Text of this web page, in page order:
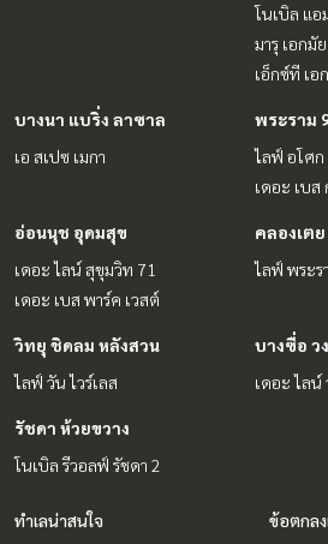
โนเบิล แอ
มารุ เอกมั
เอ็กซ์ที เอ
บางนา แบริ่ง ลาซาล
เอ สเปซ เมกา
พระราม
ไลฟ์ อโศก
เดอะ เบส
อ่อนนุช อุดมสุข
เดอะ ไลน์ สุขุมวิท 71
เดอะ เบส พาร์ค เวสต์
คลองเต
ไลฟ์ พระร
วิทยุ ชิดลม หลังสวน
ไลฟ์ วัน ไวร์เลส
บางซื่อ ว
เดอะ ไลน์
รัชดา ห้วยขวาง
โนเบิล รีวอลฟ์ รัชดา 2
ทำเลน่าสนใจ
ข้อตกลง